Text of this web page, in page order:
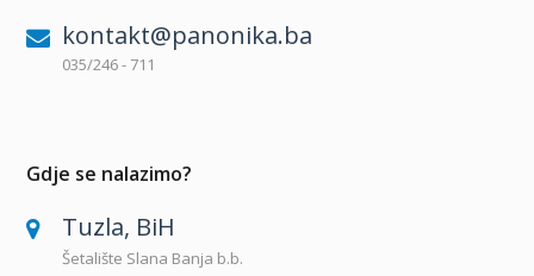
kontakt@panonika.ba
035/246 - 711
Gdje se nalazimo?
Tuzla, BiH
Šetalište Slana Banja b.b.